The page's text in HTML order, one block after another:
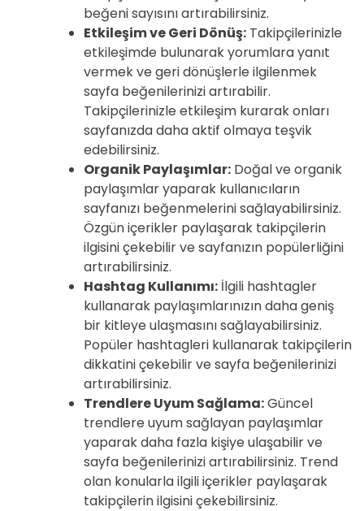
beğeni sayısını artırabilirsiniz.
Etkileşim ve Geri Dönüş: Takipçilerinizle
etkileşimde bulunarak yorumlara yanıt
vermek ve geri dönüşlerle ilgilenmek
sayfa beğenilerinizi artırabilir.
Takipçilerinizle etkileşim kurarak onları
sayfanızda daha aktif olmaya teşvik
edebilirsiniz.
Organik Paylaşımlar: Doğal ve organik
paylaşımlar yaparak kullanıcıların
sayfanızı beğenmelerini sağlayabilirsiniz.
Özgün içerikler paylaşarak takipçilerin
ilgisini çekebilir ve sayfanızın popülerliğini
artırabilirsiniz.
Hashtag Kullanımı: İlgili hashtagler
kullanarak paylaşımlarınızın daha geniş
bir kitleye ulaşmasını sağlayabilirsiniz.
Popüler hashtagleri kullanarak takipçilerin
dikkatini çekebilir ve sayfa beğenilerinizi
artırabilirsiniz.
Trendlere Uyum Sağlama:Güncel
trendlere uyum sağlayan paylaşımlar
yaparak daha fazla kişiye ulaşabilir ve
sayfa beğenilerinizi artırabilirsiniz. Trend
olan konularla ilgili içerikler paylaşarak
takipçilerin ilgisini çekebilirsiniz.